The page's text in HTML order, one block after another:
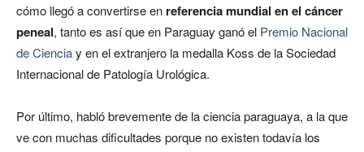
cómo llegó a convertirse en referencia mundial en el cáncer
peneal, tanto es así que en Paraguay ganó el Premio Nacional
de Cienciay en el extranjero la medalla Koss de la Sociedad
Internacional de Patología Urológica.
Por último, habló brevemente de la ciencia paraguaya, a la que
ve con muchas dificultades porque no existen todavía los